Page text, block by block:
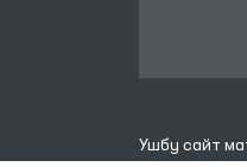
Ушбу сайт